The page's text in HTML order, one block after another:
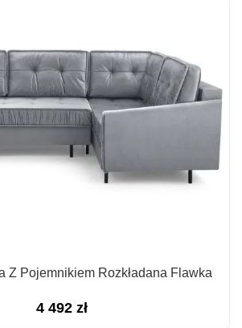
Z Pojemnikiem Rozkładana Flawka
4 492 zł